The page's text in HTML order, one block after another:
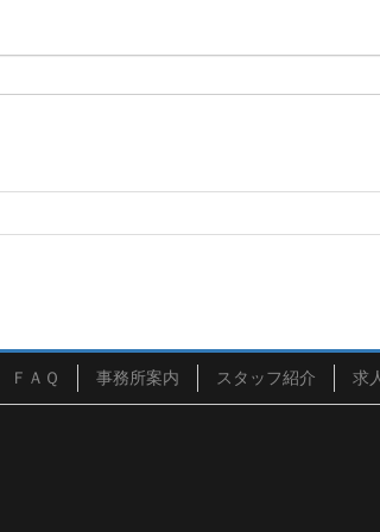
ＦＡＱ 事務所案内 スタッフ紹介 求